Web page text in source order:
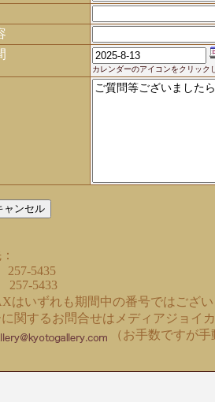
カレンダーのアイコンをクリック
：
5435
257-5433
はいずれも期間中の番号ではござ
関するお問合せはメディアジョイ
（お手数ですが